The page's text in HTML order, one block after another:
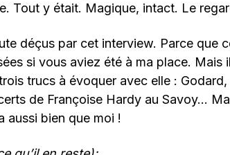
Tout y était. Magique, intact. Le
déçus par cet interview. Parce que
si vous aviez été à ma place. Mais
trucs à évoquer avec elle :
de Françoise Hardy au Savoy…
aussi bien que moi !